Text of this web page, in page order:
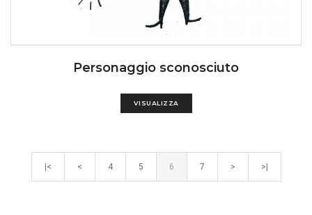
Personaggio sconosciuto
VISUALIZZA
|< < 4 5 6 7 > >|